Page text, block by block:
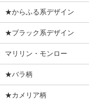
★からふる系デザイン
★ブラック系デザイン
マリリン・モンロー
★バラ柄
★カメリア柄